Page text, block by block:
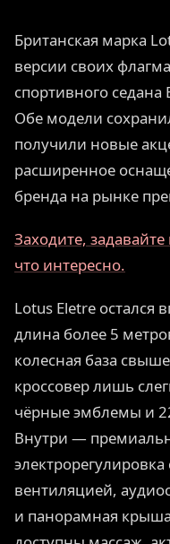
Британская марка
версии своих
спортивного седана
Обе модели
получили новые
расширенное
бренда на рынке
Заходите,
что интересно.
Lotus Eletre остался
длина более 5
колесная база
кроссовер лишь
чёрные эмблемы и
Внутри —
вентиляцией,
и панорамная